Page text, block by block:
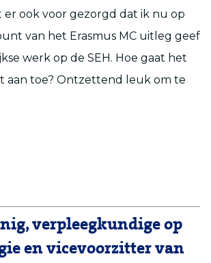
er ook voor gezorgd dat ik nu op
van het Erasmus MC uitleg geef
werk op de SEH. Hoe gaat het
aan toe? Ontzettend leuk om te
verpleegkundige op
en vicevoorzitter van